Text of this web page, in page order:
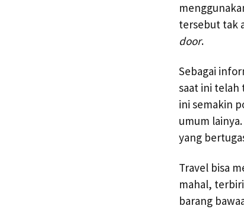
tersebut tak
door.
Sebagai
saat ini telah
ini semakin
umum
yang
Travel bisa
mahal,
barang